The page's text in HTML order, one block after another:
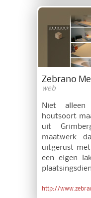
Zebrano
web
Niet alleen
houtsoort
uit
maatwerk
uitgerust
een eigen
http://